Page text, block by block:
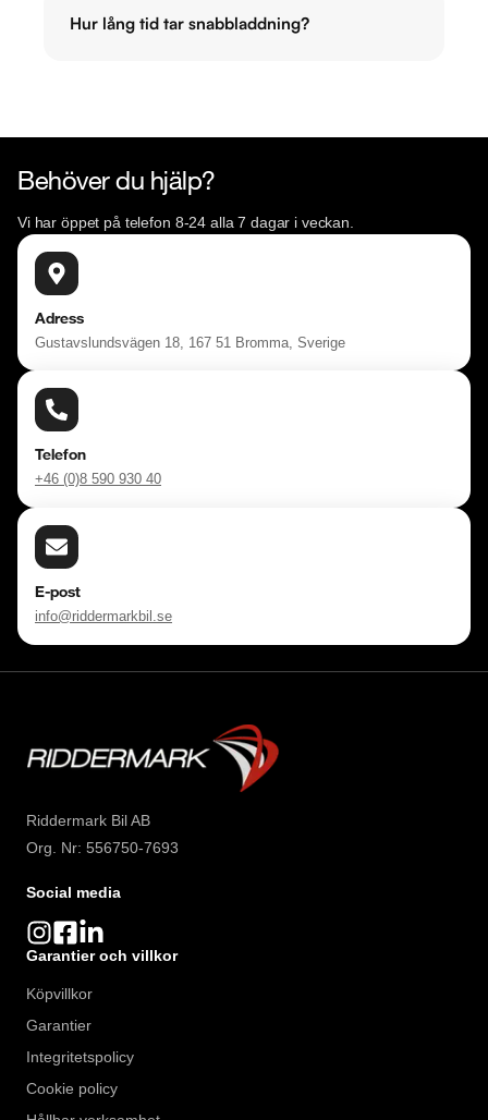
Hur lång tid tar snabbladdning?
Behöver du hjälp?
Vi har öppet på telefon 8-24 alla 7 dagar i veckan.
Adress
Gustavslundsvägen 18, 167 51 Bromma, Sverige
Telefon
+46 (0)8 590 930 40
E-post
info@riddermarkbil.se
Riddermark Bil AB
Org. Nr: 556750-7693
Social media
Garantier och villkor
Köpvillkor
Garantier
Integritetspolicy
Cookie policy